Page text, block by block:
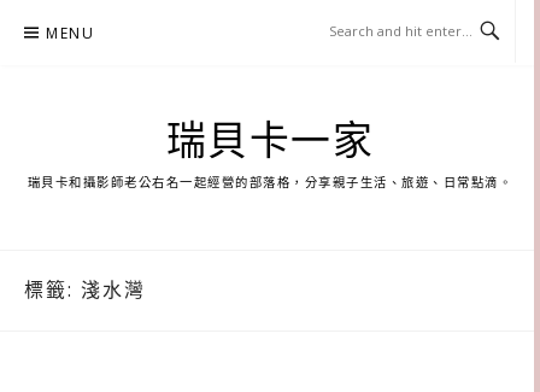
MENU
瑞貝卡一家
瑞貝卡和攝影師老公右名一起經營的部落格，分享親子生活、旅遊、日常點滴。
標籤: 淺水灣